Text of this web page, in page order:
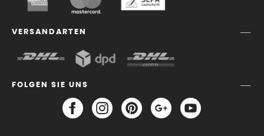
VERSANDARTEN
FOLGEN SIE UNS